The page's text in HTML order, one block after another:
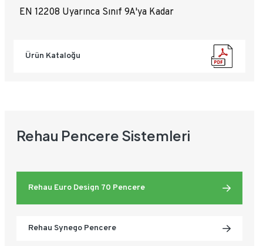
EN 12208 Uyarınca Sınıf 9A'ya Kadar
Ürün Kataloğu
Rehau Pencere Sistemleri
Rehau Euro Design 70 Pencere
Rehau Synego Pencere